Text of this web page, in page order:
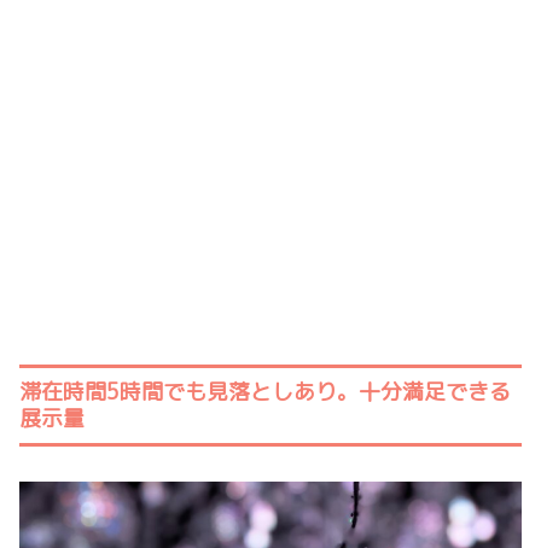
滞在時間5時間でも見落としあり。十分満足できる
展示量